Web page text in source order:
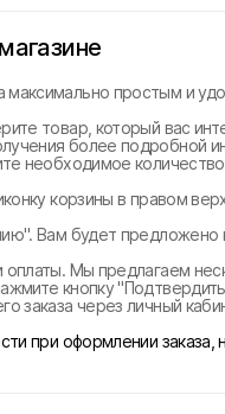
простым и
товар, который вас
более подробной
необходимое
корзины в правом
Вам будет
Мы предлагаем
кнопку
заказа через личный
при оформлении